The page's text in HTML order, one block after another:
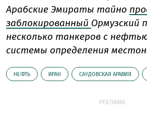
Арабские Эмираты тайно
заблокированный Ормузский
несколько танкеров с
системы определения
НЕФТЬ ИРАН САУДОВСКАЯ АРАВИЯ
РЕКЛАМА: